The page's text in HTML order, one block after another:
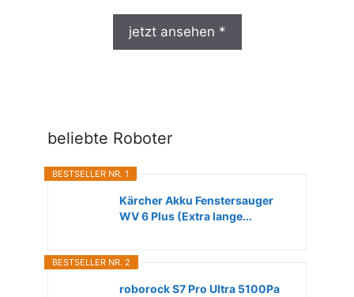
jetzt ansehen *
beliebte Roboter
BESTSELLER NR. 1
Kärcher Akku Fenstersauger
WV 6 Plus (Extra lange...
BESTSELLER NR. 2
roborock S7 Pro Ultra 5100Pa